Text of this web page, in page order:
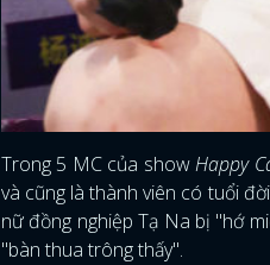
Trong 5 MC của showHappy
và cũng là thành viên có tuổi
nữ đồng nghiệp Tạ Na bị "hớ
"bàn thua trông thấy".